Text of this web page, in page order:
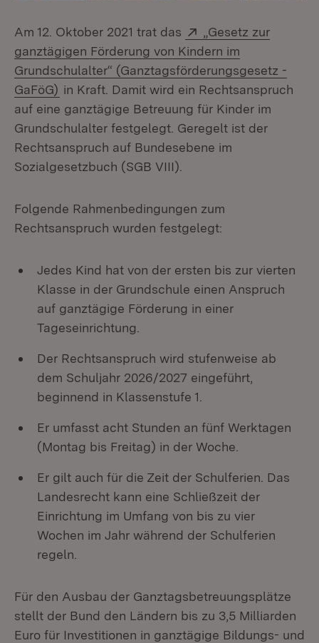
Am 12. Oktober 2021 trat das Extern:
„Gesetz zur
ganztägigen Förderung von Kindern im
Grundschulalter“ (Ganztagsförderungsgesetz -
GaFöG) (Öffnet in neuem Fenster)
in Kraft. Damit wird ein Rechtsanspruch
auf eine ganztägige Betreuung für Kinder im
Grundschulalter festgelegt. Geregelt ist der
Rechtsanspruch auf Bundesebene im
Sozialgesetzbuch (SGB VIII).
Folgende Rahmenbedingungen zum
Rechtsanspruch wurden festgelegt:
Jedes Kind hat von der ersten bis zur vierten
Klasse in der Grundschule einen Anspruch
auf ganztägige Förderung in einer
Tageseinrichtung.
Der Rechtsanspruch wird stufenweise ab
dem Schuljahr 2026/2027 eingeführt,
beginnend in Klassenstufe 1.
Er umfasst acht Stunden an fünf Werktagen
(Montag bis Freitag) in der Woche.
Er gilt auch für die Zeit der Schulferien. Das
Landesrecht kann eine Schließzeit der
Einrichtung im Umfang von bis zu vier
Wochen im Jahr während der Schulferien
regeln.
Für den Ausbau der Ganztagsbetreuungsplätze
stellt der Bund den Ländern bis zu 3,5 Milliarden
Euro für Investitionen in ganztägige Bildungs- und